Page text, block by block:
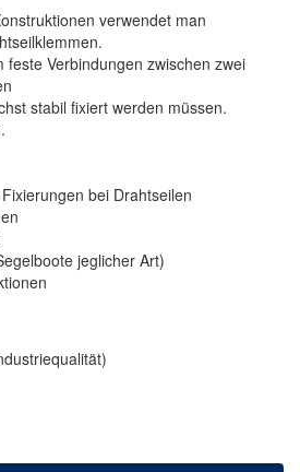
verwendet man
feste Verbindungen zwischen zwei
stabil fixiert werden müssen.
bei Drahtseilen
jeglicher Art)